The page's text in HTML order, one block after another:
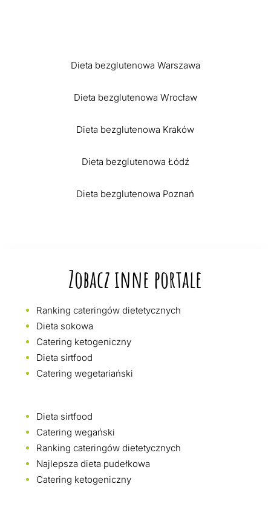
Dieta bezglutenowa Warszawa
Dieta bezglutenowa Wrocław
Dieta bezglutenowa Kraków
Dieta bezglutenowa Łódź
Dieta bezglutenowa Poznań
Zobacz inne portale
Ranking cateringów dietetycznych
Dieta sokowa
Catering ketogeniczny
Dieta sirtfood
Catering wegetariański
Dieta sirtfood
Catering wegański
Ranking cateringów dietetycznych
Najlepsza dieta pudełkowa
Catering ketogeniczny